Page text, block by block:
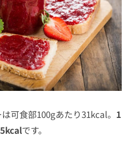
可食部100gあたり31kcal。 1
です。